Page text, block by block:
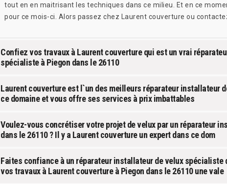
tout en en maitrisant les techniques dans ce milieu. Et en ce
pour ce mois-ci. Alors passez chez Laurent couverture ou
Confiez vos travaux à Laurent couverture qui est un vrai
spécialiste à Piegon dans le 26110
Laurent couverture est l`un des meilleurs réparateur installateur
ce domaine et vous offre ses services à prix imbattables
Voulez-vous concrétiser votre projet de velux par un réparateur
dans le 26110 ? Il y a Laurent couverture un expert dans ce dom
Faites confiance à un réparateur installateur de velux spécialiste
vos travaux à Laurent couverture à Piegon dans le 26110 une vale